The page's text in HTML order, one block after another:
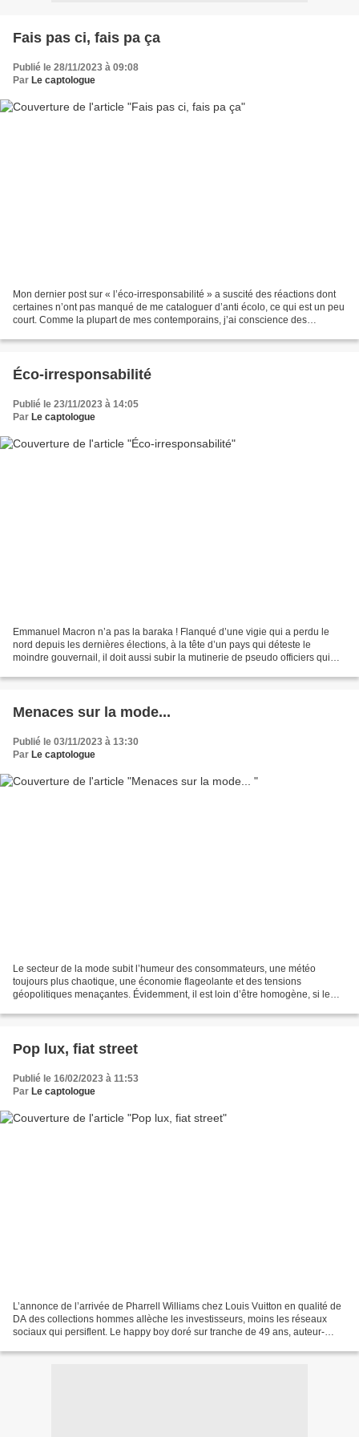
Fais pas ci, fais pa ça
Publié le 28/11/2023 à 09:08
Par Le captologue
Mon dernier post sur « l’éco-irresponsabilité » a suscité des réactions dont
certaines n’ont pas manqué de me cataloguer d’anti écolo, ce qui est un peu
court. Comme la plupart de mes contemporains, j’ai conscience des
Éco-irresponsabilité
Publié le 23/11/2023 à 14:05
Par Le captologue
Emmanuel Macron n’a pas la baraka ! Flanqué d’une vigie qui a perdu le
nord depuis les dernières élections, à la tête d’un pays qui déteste le
moindre gouvernail, il doit aussi subir la mutinerie de pseudo officiers qui
Menaces sur la mode...
Publié le 03/11/2023 à 13:30
Par Le captologue
Le secteur de la mode subit l’humeur des consommateurs, une météo
toujours plus chaotique, une économie flageolante et des tensions
géopolitiques menaçantes. Évidemment, il est loin d’être homogène, si le
Pop lux, fiat street
Publié le 16/02/2023 à 11:53
Par Le captologue
L’annonce de l’arrivée de Pharrell Williams chez Louis Vuitton en qualité de
DA des collections hommes allèche les investisseurs, moins les réseaux
sociaux qui persiflent. Le happy boy doré sur tranche de 49 ans, auteur-